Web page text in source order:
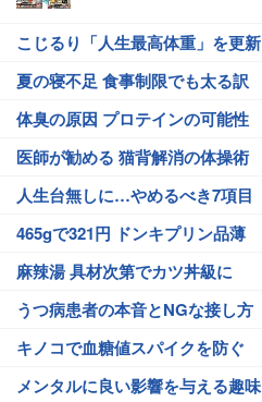
こじるり「人生最高体重」を更新
夏の寝不足 食事制限でも太る訳
体臭の原因 プロテインの可能性
医師が勧める 猫背解消の体操術
人生台無しに…やめるべき7項目
465gで321円 ドンキプリン品薄
麻辣湯 具材次第でカツ丼級に
うつ病患者の本音とNGな接し方
キノコで血糖値スパイクを防ぐ
メンタルに良い影響を与える趣味